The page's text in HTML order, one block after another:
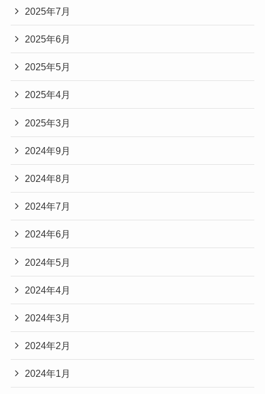
2025年7月
2025年6月
2025年5月
2025年4月
2025年3月
2024年9月
2024年8月
2024年7月
2024年6月
2024年5月
2024年4月
2024年3月
2024年2月
2024年1月